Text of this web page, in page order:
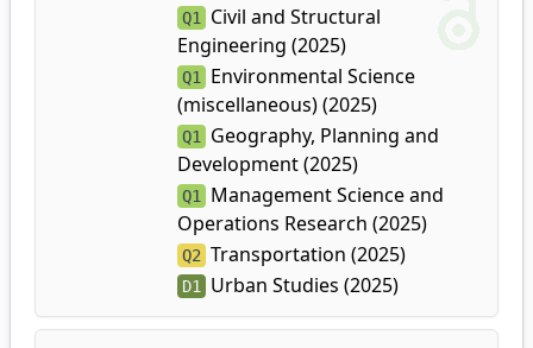
Q1 Civil and Structural
Engineering (2025)
Q1 Environmental Science
(miscellaneous) (2025)
Q1 Geography, Planning and
Development (2025)
Q1 Management Science and
Operations Research (2025)
Q2 Transportation (2025)
D1 Urban Studies (2025)